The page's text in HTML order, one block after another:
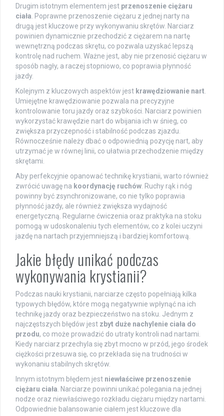
Drugim istotnym elementem jest przenoszenie ciężaru
ciała. Poprawne przenoszenie ciężaru z jednej narty na
drugą jest kluczowe przy wykonywaniu skrętów. Narciarz
powinien dynamicznie przechodzić z ciężarem na nartę
wewnętrzną podczas skrętu, co pozwala uzyskać lepszą
kontrolę nad ruchem. Ważne jest, aby nie przenosić ciężaru w
sposób nagły, a raczej stopniowo, co poprawia płynność
jazdy.
Kolejnym z kluczowych aspektów jest krawędziowanie nart.
Umiejętne krawędziowanie pozwala na precyzyjne
kontrolowanie toru jazdy oraz szybkości. Narciarz powinien
wykorzystać krawędzie nart do wbijania ich w śnieg, co
zwiększa przyczepność i stabilność podczas zjazdu.
Równocześnie należy dbać o odpowiednią pozycję nart, aby
utrzymać je w równej linii, co ułatwia przechodzenie między
skrętami.
Aby perfekcyjnie opanować technikę krystianii, warto również
zwrócić uwagę na koordynację ruchów. Ruchy rąk i nóg
powinny być zsynchronizowane, co nie tylko poprawia
płynność jazdy, ale również zwiększa wydajność
energetyczną. Regularne ćwiczenia oraz praktyka na stoku
pomogą w udoskonaleniu tych elementów, co z kolei uczyni
jazdę na nartach przyjemniejszą i bardziej komfortową.
Jakie błędy unikać podczas
wykonywania krystianii?
Podczas nauki krystianii, narciarze często popełniają kilka
typowych błędów, które mogą negatywnie wpłynąć na ich
technikę jazdy oraz bezpieczeństwo na stoku. Jednym z
najczęstszych błędów jest zbyt duże nachylenie ciała do
przodu, co może prowadzić do utraty kontroli nad nartami.
Kiedy narciarz przechyla się zbyt mocno w przód, jego środek
ciężkości przesuwa się, co przekłada się na trudności w
wykonaniu stabilnych skrętów.
Innym istotnym błędem jest niewłaściwe przenoszenie
ciężaru ciała. Narciarze powinni unikać polegania na jednej
nodze oraz niewłaściwego rozkładu ciężaru między nartami.
Odpowiednie balansowanie ciałem jest kluczowe dla